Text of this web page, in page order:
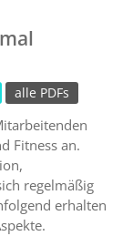
alle PDFs
Fitness an.
regelmäßig
erhalten